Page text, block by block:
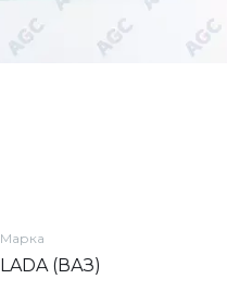
Марка
LADA (ВАЗ)